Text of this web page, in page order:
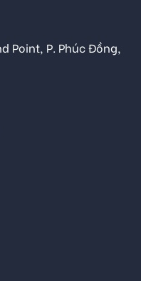
Point, P. Phúc Đồng,